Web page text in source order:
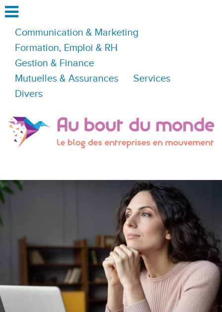
Communication & Marketing
Formation, Emploi & RH
Gestion & Finance
Mutuelles & Assurances
Services
Divers